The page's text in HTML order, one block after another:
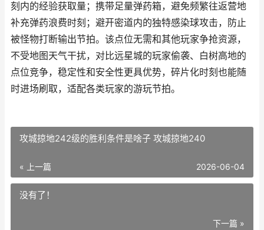
刻内的经验获取量；携带足量弹药箱，避免频繁往返营地
补充弹药浪费时刻；避开密道内的独特感染球攻击，防止
被怪物打断输出节拍。该点位无需和其他玩家争抢资源，
不受地图天气干扰，对比远星城的玩家偷袭、白树高地的
点位竞争，稳定性和安全性更具优势，碎片化时刻也能随
时进场刷取，适配各类玩家的游玩节拍。
攻城掠地242级的胜利条件是啥子 攻城掠地240
« 上一篇 2026-06-04
没有了！
下一篇 »